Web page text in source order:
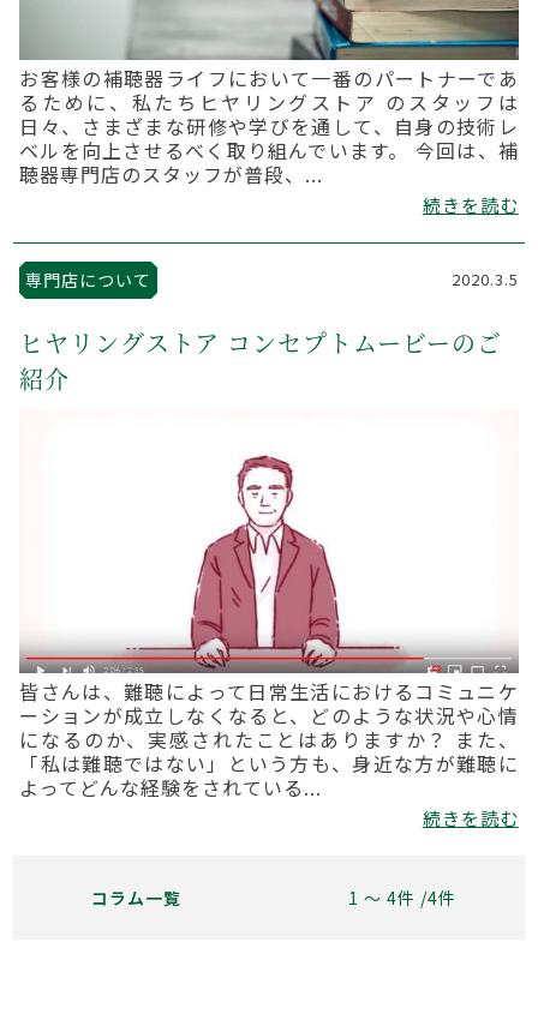
お客様の補聴器ライフにおいて一番のパートナーであ
るために、私たちヒヤリングストア のスタッフは
日々、さまざまな研修や学びを通して、自身の技術レ
ベルを向上させるべく取り組んでいます。 今回は、補
聴器専門店のスタッフが普段、...
続きを読む
専門店について 2020.3.5
ヒヤリングストア コンセプトムービーのご
紹介
皆さんは、難聴によって日常生活におけるコミュニケ
ーションが成立しなくなると、どのような状況や心情
になるのか、実感されたことはありますか？ また、
「私は難聴ではない」という方も、身近な方が難聴に
よってどんな経験をされている...
続きを読む
コラム一覧 1 〜 4件 /4件